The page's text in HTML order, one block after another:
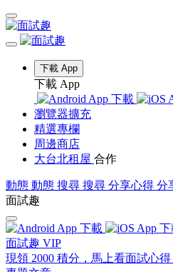
下載 App
下載 App
瀏覽器擴充
精選專欄
周邊商店
大台北租屋 合作
動態 動態 搜尋 搜尋 分享心得 分
面試趣
面試趣 VIP
現領 2000 積分，馬上看面試心得